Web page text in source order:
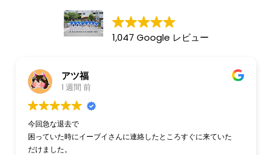
1,047 Google レビュー
アツ福
1 週間 前
今回急な退去で
困っていた時にイーブイさんに連絡したところすぐに来ていた
だけました。